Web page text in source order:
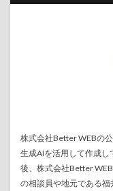
株式会社Better WEBの
生成AIを活用して作成し
後、株式会社Better
の相談員や地元である